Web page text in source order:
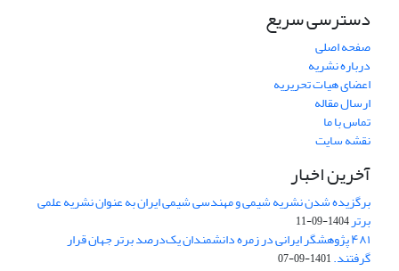
دسترسی سریع
صفحه اصلی
درباره نشریه
اعضای هیات تحریریه
ارسال مقاله
تماس با ما
نقشه سایت
آخرین اخبار
برگزیده شدن نشریه شیمی و مهندسی شیمی ایران به عنوان نشریه علمی
برتر1404-09-11
۴۸۱ پژوهشگر ایرانی در زمره دانشمندان یک‌درصد برتر جهان قرار
گرفتند.1401-09-07